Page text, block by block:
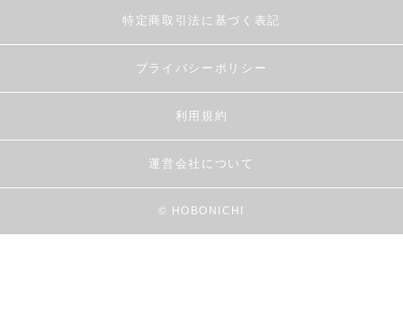
特定商取引法に基づく表記
プライバシーポリシー
利用規約
運営会社について
© HOBONICHI